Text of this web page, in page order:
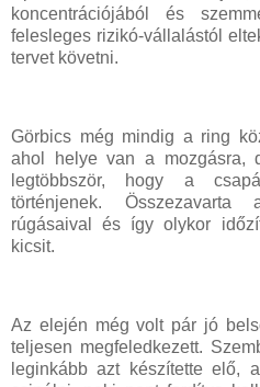
koncentrációjából és
felesleges rizikó-vállalástól
tervet követni.
Görbics még mindig a ring
ahol helye van a mozgásra,
legtöbbször, hogy a
történjenek. Összezavarta
rúgásaival és így olykor
kicsit.
Az elején még volt pár jó
teljesen megfeledkezett.
leginkább azt készítette elő,